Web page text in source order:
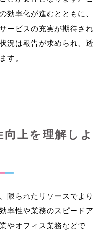
効率化が進むとともに、
ービスの充実が期待され
況は報告が求められ、透
上を理解しよ
限られたリソースでより
率性や業務のスピードア
やオフィス業務などで